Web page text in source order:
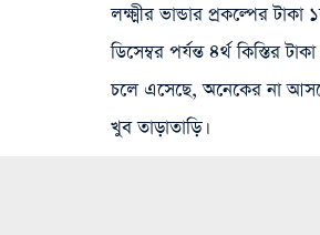
লক্ষ্মীর ভান্ডার প্রকল্পের টাকা
ডিসেম্বর পর্যন্ত ৪র্থ কিস্তির
চলে এসেছে, অনেকের না
খুব তাড়াতাড়ি।